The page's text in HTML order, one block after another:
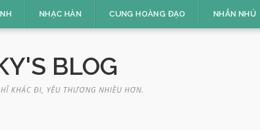
NHẠC HÀN CUNG HOÀNG ĐẠO NHẮN NHỦ
BLOG
KHÁC ĐI, YÊU THƯƠNG NHIỀU HƠN.